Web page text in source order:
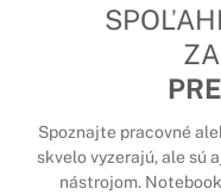
Spoznajte pracovné
skvelo vyzerajú, ale sú
nástrojom.